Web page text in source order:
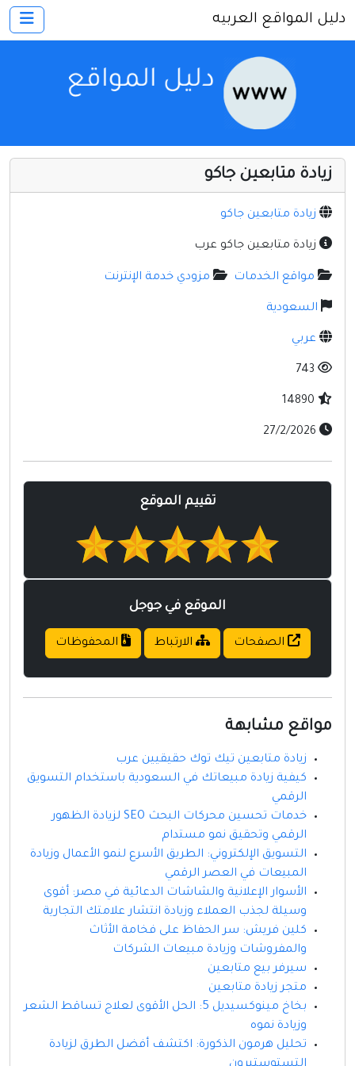
اتصل بنا
أخرى ومنوعه
إنترنت وشبكات
الأسرة والترفيه
كمبيوتر وبرامج
دليل المواقع العربيه
زيادة متابعين جاكو
زيادة متابعين جاكو
زيادة متابعين جاكو عرب
مواقع الخدمات مزودي خدمة الإنترنت
السعودية
عربي
تقييم الموقع
الموقع في جوجل
الصفحات الارتباط المحفوظات
مواقع مشابهة
زيادة متابعين تيك توك حقيقيين عرب
كيفية زيادة مبيعاتك في السعودية باستخدام التسويق
الرقمي
خدمات تحسين محركات البحث SEO لزيادة الظهور
الرقمي وتحقيق نمو مستدام
التسويق الإلكتروني: الطريق الأسرع لنمو الأعمال وزيادة
المبيعات في العصر الرقمي
الأسوار الإعلانية والشاشات الدعائية في مصر: أقوى
وسيلة لجذب العملاء وزيادة انتشار علامتك التجارية
كلين فريش: سر الحفاظ على فخامة الأثاث
والمفروشات وزيادة مبيعات الشركات
سيرفر بيع متابعين
متجر زيادة متابعين
بخاخ مينوكسيديل 5: الحل الأقوى لعلاج تساقط الشعر
وزيادة نموه
تحليل هرمون الذكورة: اكتشف أفضل الطرق لزيادة